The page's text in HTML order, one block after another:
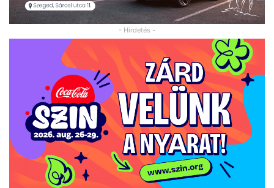
- Hirdetés -